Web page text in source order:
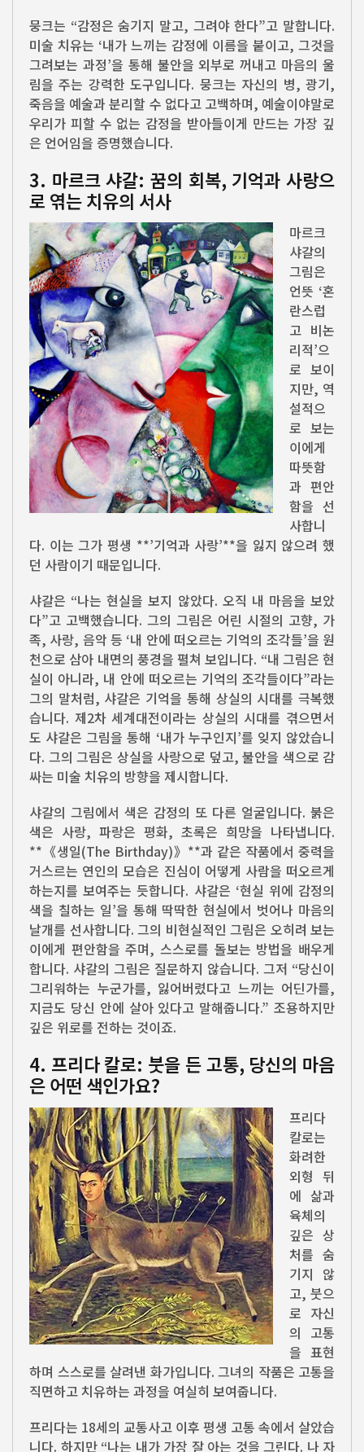
뭉크는 “감정은 숨기지 말고, 그려야 한다”고 말합니다.
미술 치유는 ‘내가 느끼는 감정에 이름을 붙이고, 그것을
그려보는 과정’을 통해 불안을 외부로 꺼내고 마음의 울
림을 주는 강력한 도구입니다. 뭉크는 자신의 병, 광기,
죽음을 예술과 분리할 수 없다고 고백하며, 예술이야말로
우리가 피할 수 없는 감정을 받아들이게 만드는 가장 깊
은 언어임을 증명했습니다.
3. 마르크 샤갈: 꿈의 회복, 기억과 사랑으
로 엮는 치유의 서사
마르크
샤갈의
그림은
언뜻 ‘혼
란스럽
고 비논
리적’으
로 보이
지만, 역
설적으
로 보는
이에게
따뜻함
과 편안
함을 선
사합니
다. 이는 그가 평생 **’기억과 사랑’**을 잃지 않으려 했
던 사람이기 때문입니다.
샤갈은 “나는 현실을 보지 않았다. 오직 내 마음을 보았
다”고 고백했습니다. 그의 그림은 어린 시절의 고향, 가
족, 사랑, 음악 등 ‘내 안에 떠오르는 기억의 조각들’을 원
천으로 삼아 내면의 풍경을 펼쳐 보입니다. “내 그림은 현
실이 아니라, 내 안에 떠오르는 기억의 조각들이다”라는
그의 말처럼, 샤갈은 기억을 통해 상실의 시대를 극복했
습니다. 제2차 세계대전이라는 상실의 시대를 겪으면서
도 샤갈은 그림을 통해 ‘내가 누구인지’를 잊지 않았습니
다. 그의 그림은 상실을 사랑으로 덮고, 불안을 색으로 감
싸는 미술 치유의 방향을 제시합니다.
샤갈의 그림에서 색은 감정의 또 다른 얼굴입니다. 붉은
색은 사랑, 파랑은 평화, 초록은 희망을 나타냅니다.
**《생일(The Birthday)》**과 같은 작품에서 중력을
거스르는 연인의 모습은 진심이 어떻게 사람을 떠오르게
하는지를 보여주는 듯합니다. 샤갈은 ‘현실 위에 감정의
색을 칠하는 일’을 통해 딱딱한 현실에서 벗어나 마음의
날개를 선사합니다. 그의 비현실적인 그림은 오히려 보는
이에게 편안함을 주며, 스스로를 돌보는 방법을 배우게
합니다. 샤갈의 그림은 질문하지 않습니다. 그저 “당신이
그리워하는 누군가를, 잃어버렸다고 느끼는 어딘가를,
지금도 당신 안에 살아 있다고 말해줍니다.” 조용하지만
깊은 위로를 전하는 것이죠.
4. 프리다 칼로: 붓을 든 고통, 당신의 마음
은 어떤 색인가요?
프리다
칼로는
화려한
외형 뒤
에 삶과
육체의
깊은 상
처를 숨
기지 않
고, 붓으
로 자신
의 고통
을 표현
하며 스스로를 살려낸 화가입니다. 그녀의 작품은 고통을
직면하고 치유하는 과정을 여실히 보여줍니다.
프리다는 18세의 교통사고 이후 평생 고통 속에서 살았습
니다. 하지만 “나는 내가 가장 잘 아는 것을 그린다. 나 자